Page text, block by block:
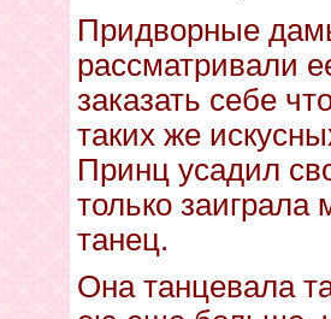
Придворные
рассматривали
заказать себе
таких же
Принц усадил
только
танец.
Она танцевала